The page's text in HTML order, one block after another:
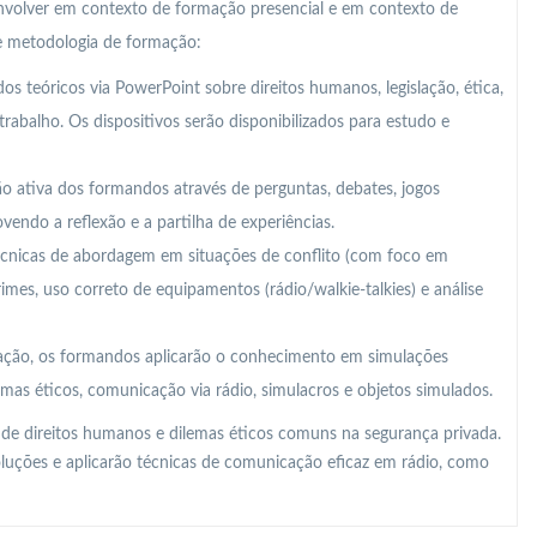
em contexto de formação presencial e em contexto de
de formação:
teóricos via PowerPoint sobre direitos humanos, legislação, ética,
Os dispositivos serão disponibilizados para estudo e
ativa dos formandos através de perguntas, debates, jogos
a reflexão e a partilha de experiências.
de abordagem em situações de conflito (com foco em
uso correto de equipamentos (rádio/walkie-talkies) e análise
os formandos aplicarão o conhecimento em simulações
éticos, comunicação via rádio, simulacros e objetos simulados.
direitos humanos e dilemas éticos comuns na segurança privada.
e aplicarão técnicas de comunicação eficaz em rádio, como